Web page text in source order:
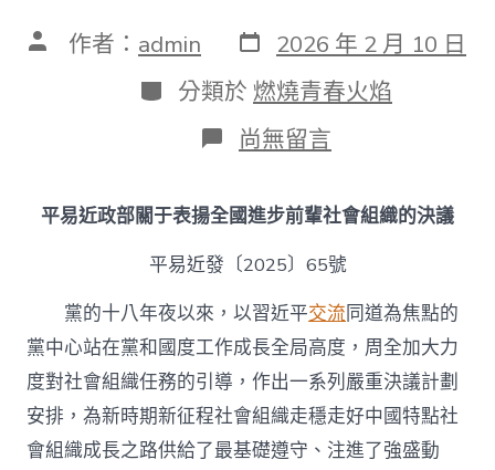
文 作者： admin 發
表
日
期
2026 年 2 月 10 日
分
類
分類於 燃燒青春火焰
在
〈平
近
政
部
發
關
于
表
揚
全
國
到
尚無留言
平易近政部關于表揚全國進步前輩社會組織的決議
平易近發〔2025〕65號
黨的十八年夜以來，以習近平交流同道為焦點的
黨中心站在黨和國度工作成長全局高度，周全加大力
度對社會組織任務的引導，作出一系列嚴重決議計劃
安排，為新時期新征程社會組織走穩走好中國特點社
會組織成長之路供給了最基礎遵守、注進了強盛動